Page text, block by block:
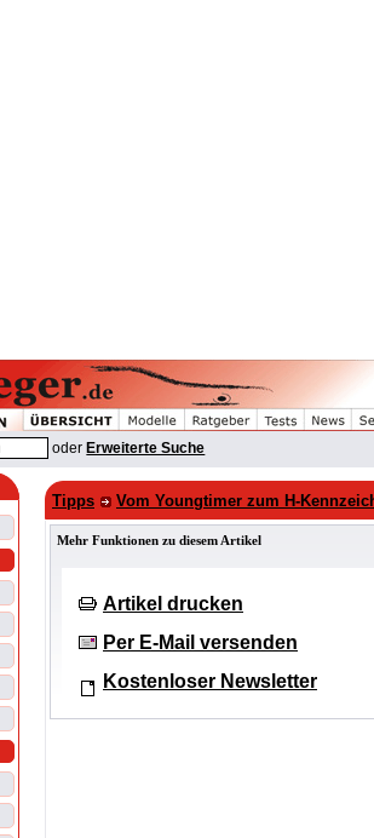
oder Erweiterte Suche
Tipps Vom Youngtimer zum H-
Mehr Funktionen zu diesem Artikel
Artikel drucken
Per E-Mail versenden
Kostenloser Newsletter